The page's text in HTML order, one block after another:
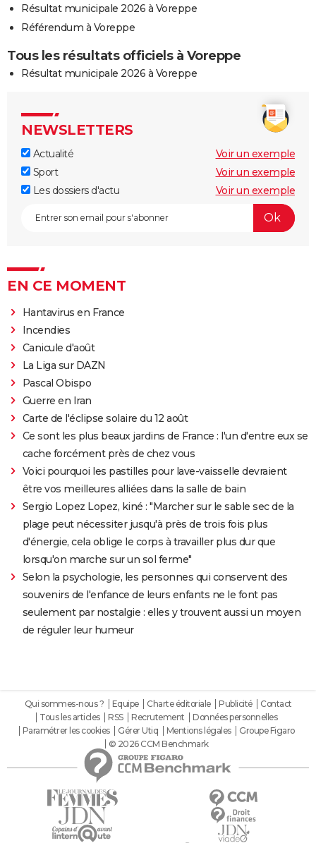
Résultat municipale 2026 à Voreppe
Référendum à Voreppe
Tous les résultats officiels à Voreppe
Résultat municipale 2026 à Voreppe
NEWSLETTERS
Actualité
Voir un exemple
Sport
Voir un exemple
Les dossiers d'actu
Voir un exemple
EN CE MOMENT
Hantavirus en France
Incendies
Canicule d'août
La Liga sur DAZN
Pascal Obispo
Guerre en Iran
Carte de l'éclipse solaire du 12 août
Ce sont les plus beaux jardins de France : l'un d'entre eux se
cache forcément près de chez vous
Voici pourquoi les pastilles pour lave-vaisselle devraient
être vos meilleures alliées dans la salle de bain
Sergio Lopez Lopez, kiné : "Marcher sur le sable sec de la
plage peut nécessiter jusqu'à près de trois fois plus
d'énergie, cela oblige le corps à travailler plus dur que
lorsqu'on marche sur un sol ferme"
Selon la psychologie, les personnes qui conservent des
souvenirs de l'enfance de leurs enfants ne le font pas
seulement par nostalgie : elles y trouvent aussi un moyen
de réguler leur humeur
Qui sommes-nous ? Equipe Charte éditoriale Publicité
Contact
Tous les articles
RSS Recrutement
Données personnelles
Paramétrer les cookies
Gérer Utiq Mentions légales
Groupe Figaro
© 2026 CCM Benchmark